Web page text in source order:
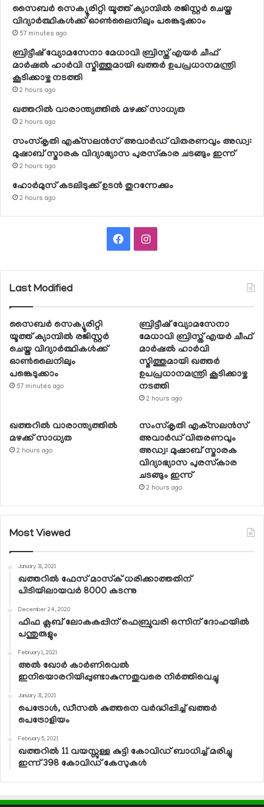
സൈബര്‍ സെക്യൂരിറ്റി യൂത്ത് ക്യാമ്പില്‍ രജിസ്റ്റര്‍ ചെയ്ത
വിദ്യാര്‍ത്ഥികള്‍ക്ക് ഓണ്‍ലൈനിലും പങ്കെടുക്കാം
57 minutes ago
ബ്രിട്ടീഷ് വ്യോമസേനാ മേധാവി ബ്രിസ്ത് എയര്‍ ചീഫ്
മാര്‍ഷല്‍ ഹാര്‍വി സ്മിത്തുമായി ഖത്തര്‍ ഉപപ്രധാനമന്ത്രി
കൂടിക്കാഴ്ച നടത്തി
2 hours ago
ഖത്തറില്‍ വാരാന്ത്യത്തില്‍ മഴക്ക് സാധ്യത
2 hours ago
സംസ്‌കൃതി എക്‌സലന്‍സ് അവാര്‍ഡ് വിതരണവും അഡ്വ:
മുഷാബ് സ്മാരക വിദ്യാഭ്യാസ പുരസ്‌കാര ചടങ്ങും ഇന്ന്
2 hours ago
ഹോര്‍മുസ് കടലിടുക്ക് ഉടന്‍ തുറന്നേക്കും
2 hours ago
FacebookInstagram
Last Modified
സൈബര്‍ സെക്യൂരിറ്റി
യൂത്ത് ക്യാമ്പില്‍ രജിസ്റ്റര്‍
ചെയ്ത വിദ്യാര്‍ത്ഥികള്‍ക്ക്
ഓണ്‍ലൈനിലും
പങ്കെടുക്കാം
57 minutes ago
ബ്രിട്ടീഷ് വ്യോമസേനാ
മേധാവി ബ്രിസ്ത് എയര്‍ ചീഫ്
മാര്‍ഷല്‍ ഹാര്‍വി
സ്മിത്തുമായി ഖത്തര്‍
ഉപപ്രധാനമന്ത്രി കൂടിക്കാഴ്ച
നടത്തി
2 hours ago
ഖത്തറില്‍ വാരാന്ത്യത്തില്‍
മഴക്ക് സാധ്യത
2 hours ago
സംസ്‌കൃതി എക്‌സലന്‍സ്
അവാര്‍ഡ് വിതരണവും
അഡ്വ: മുഷാബ് സ്മാരക
വിദ്യാഭ്യാസ പുരസ്‌കാര
ചടങ്ങും ഇന്ന്
2 hours ago
Most Viewed
January 31, 2021
ഖത്തറില്‍ ഫേസ് മാസ്‌ക് ധരിക്കാത്തതിന്
പിടിയിലായവര്‍ 8000 കടന്നു
December 24, 2020
ഫിഫ ക്ലബ് ലോകകപ്പിന് ഫെബ്രുവരി ഒന്നിന് ദോഹയില്‍
പന്തുരുളും
February 1, 2021
അല്‍ ഖോര്‍ കാര്‍ണിവെല്‍
ഇനിയൊരറിയിപ്പുണ്ടാകുന്നതുവരെ നിര്‍ത്തിവെച്ചു
January 31, 2021
പെട്രോള്‍, ഡീസല്‍ കുത്തനെ വര്‍ദ്ധിപ്പിച്ച് ഖത്തര്‍
പെട്രോളിയം
February 5, 2021
ഖത്തറില്‍ 11 വയസ്സുള്ള കുട്ടി കോവിഡ് ബാധിച്ച് മരിച്ചു
ഇന്ന് 398 കോവിഡ് കേസുകള്‍